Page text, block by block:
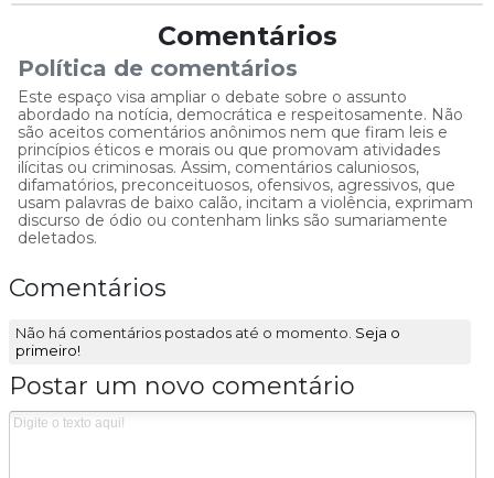
Comentários
Política de comentários
Este espaço visa ampliar o debate sobre o assunto
abordado na notícia, democrática e respeitosamente. Não
são aceitos comentários anônimos nem que firam leis e
princípios éticos e morais ou que promovam atividades
ilícitas ou criminosas. Assim, comentários caluniosos,
difamatórios, preconceituosos, ofensivos, agressivos, que
usam palavras de baixo calão, incitam a violência, exprimam
discurso de ódio ou contenham links são sumariamente
deletados.
Comentários
Não há comentários postados até o momento. Seja o
primeiro!
Postar um novo comentário